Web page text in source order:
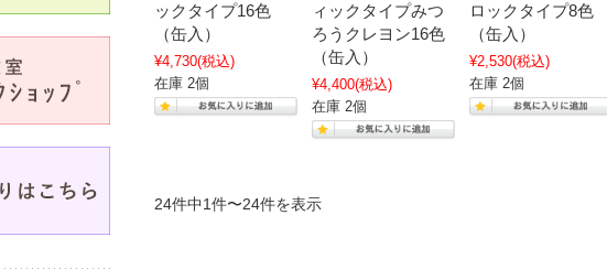
ックタイプ16色
（缶入）
¥4,730(税込)
在庫 2個
ィックタイプみつ
ろうクレヨン16色
（缶入）
¥4,400(税込)
在庫 2個
ロックタイプ8色
（缶入）
¥2,530(税込)
在庫 2個
24件中1件〜24件を表示